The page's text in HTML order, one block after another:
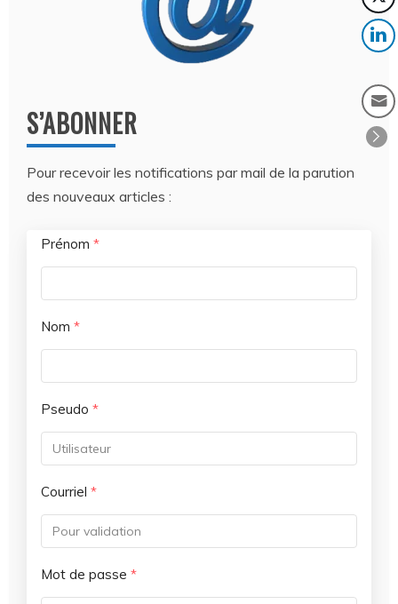
S’ABONNER
Pour recevoir les notifications par mail de la parution
des nouveaux articles :
Prénom *
Nom *
Pseudo *
Courriel *
Mot de passe *